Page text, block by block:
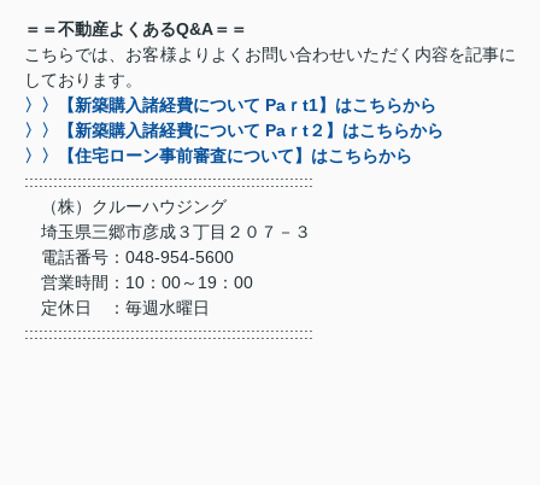
＝＝不動産よくあるQ&A＝＝
こちらでは、お客様よりよくお問い合わせいただく内容を記事に
しております。
〉〉【新築購入諸経費について Paｒt1】はこちらから
〉〉【新築購入諸経費について Paｒt２】はこちらから
〉〉【住宅ローン事前審査について】はこちらから
::::::::::::::::::::::::::::::::::::::::::::::::::::::::::::
（株）クルーハウジング
埼玉県三郷市彦成３丁目２０７－３
電話番号：048-954-5600
営業時間：10：00～19：00
定休日 ：毎週水曜日
::::::::::::::::::::::::::::::::::::::::::::::::::::::::::::